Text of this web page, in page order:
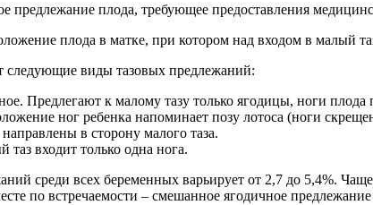
плода, требующее предоставления
плода в матке, при котором над входом в малый
виды тазовых предлежаний:
Предлегают к малому тазу только ягодицы, ноги плода
ног ребенка напоминает позу лотоса (ноги
в сторону малого таза.
входит только одна нога.
среди всех беременных варьирует от 2,7 до 5,4%.
по встречаемости – смешанное ягодичное